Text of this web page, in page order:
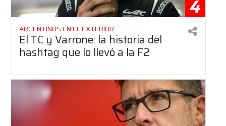
4
ARGENTINOS EN EL EXTERIOR
El TC y Varrone: la historia del
hashtag que lo llevó a la F2